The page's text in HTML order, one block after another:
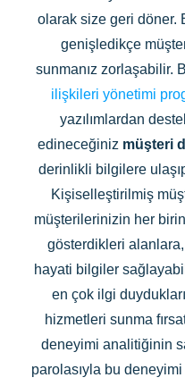
olarak size geri döner.
genişledikçe
sunmanız zorlaşabilir.
ilişkileri yönetimi
yazılımlardan
edineceğiniz müşteri
derinlikli bilgilere
Kişiselleştirilmiş
müşterilerinizin her
gösterdikleri
hayati bilgiler
en çok ilgi
hizmetleri sunma
deneyimi analitiğinin
parolasıyla bu